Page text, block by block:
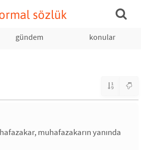
sözlük
gündem konular
muhafazakarın yanında